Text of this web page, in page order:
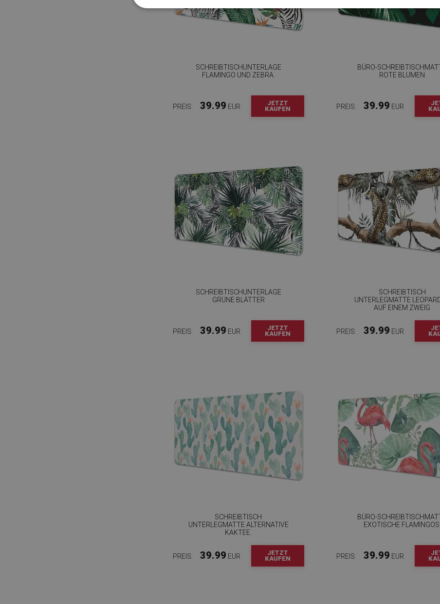
SCHREIBTISCHUNTERLAGE
FLAMINGO UND ZEBRA.
PREIS: 39.99 EUR
JETZT
KAUFEN
BÜRO-
ROTE BLUMEN
PREIS: 39.99 EUR
SCHREIBTISCHUNTERLAGE
GRÜNE BLÄTTER
PREIS: 39.99 EUR
JETZT
KAUFEN
SCHREIBTISCH
UNTERLEGMATTE
AUF EINEM ZWEIG
PREIS: 39.99 EUR
SCHREIBTISCH
UNTERLEGMATTE ALTERNATIVE
KAKTEE.
PREIS: 39.99 EUR
JETZT
KAUFEN
BÜRO-
EXOTISCHE FLAMINGOS.
PREIS: 39.99 EUR